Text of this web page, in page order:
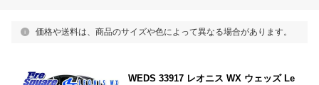
価格や送料は、商品のサイズや色によって異なる場合があります。
WEDS 33917 レオニス WX ウェッズ Le